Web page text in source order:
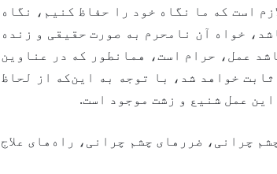
است که ما نگاه خود را حفاظ کنیم، نگاه
خواه آن نامحرم به صورت حقیقی و زنده
عمل، حرام است، همانطور که در عناوین
خواهد شد، با توجه به این‌که از لحاظ
عمل شنیع و زشت موجود است.
چرانی، ضررهای چشم چرانی، راه‌های علاج